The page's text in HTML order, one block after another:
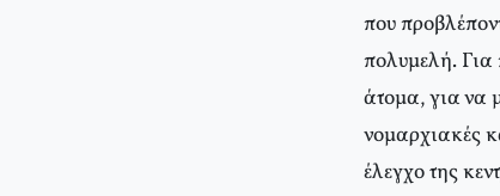
που
πολυμελή. Για
άτομα, για να
νομαρχιακές
έλεγχο της